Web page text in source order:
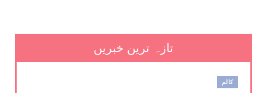
تازہ ترین خبریں
کالم